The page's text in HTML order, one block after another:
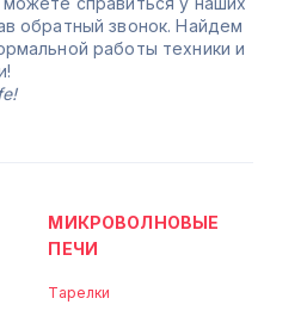
обратный звонок. Найдем
работы техники и
МИКРОВОЛНОВЫЕ
ПЕЧИ
Тарелки